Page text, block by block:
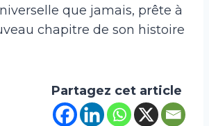
que jamais, prête à
chapitre de son histoire
Partagez cet article